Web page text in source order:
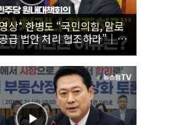
상* 한병도 “국민의힘, 말로
급 법안 처리 협조하라”｜
민주당 원내대책회의